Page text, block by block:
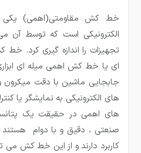
خط کش مقاومتی(اهمی) یکی
الکترونیکی است که توسط آن
تجهیزات را اندازه گیری کرد.
ای یا خط کش اهمی میله ای
جابجایی ماشین با دقت میکرون
های الکترونیکی به نمایشگر یا
های اهمی در حقیقت یک
صنعتی ، دقیق و با دوام هستند